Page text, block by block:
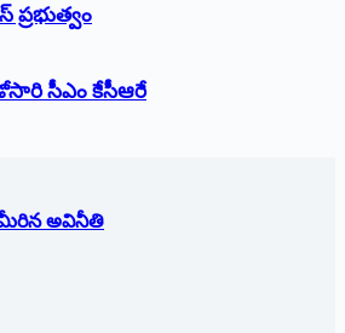
ప్రభుత్వం
సీఎం కేసీఆరే
అవినీతి